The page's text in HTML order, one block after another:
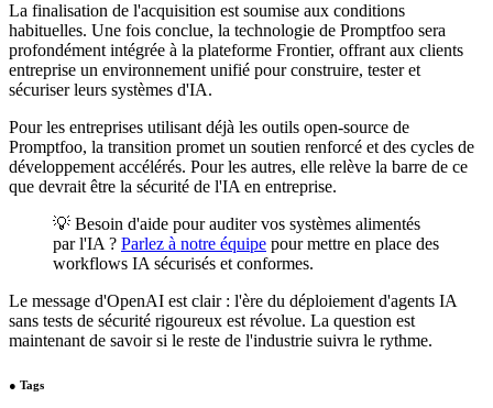
La finalisation de l'acquisition est soumise aux conditions
habituelles. Une fois conclue, la technologie de Promptfoo sera
profondément intégrée à la plateforme Frontier, offrant aux clients
entreprise un environnement unifié pour construire, tester et
sécuriser leurs systèmes d'IA.
Pour les entreprises utilisant déjà les outils open-source de
Promptfoo, la transition promet un soutien renforcé et des cycles de
développement accélérés. Pour les autres, elle relève la barre de ce
que devrait être la sécurité de l'IA en entreprise.
💡 Besoin d'aide pour auditer vos systèmes alimentés
par l'IA ? Parlez à notre équipe pour mettre en place des
workflows IA sécurisés et conformes.
Le message d'OpenAI est clair : l'ère du déploiement d'agents IA
sans tests de sécurité rigoureux est révolue. La question est
maintenant de savoir si le reste de l'industrie suivra le rythme.
● Tags